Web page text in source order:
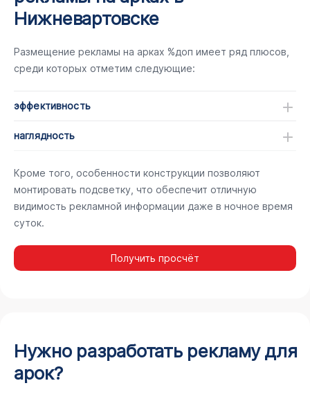
Нижневартовске
Размещение рекламы на арках %доп имеет ряд плюсов,
среди которых отметим следующие:
эффективность
наглядность
Кроме того, особенности конструкции позволяют
монтировать подсветку, что обеспечит отличную
видимость рекламной информации даже в ночное время
суток.
Получить просчёт
Нужно разработать рекламу для
арок?